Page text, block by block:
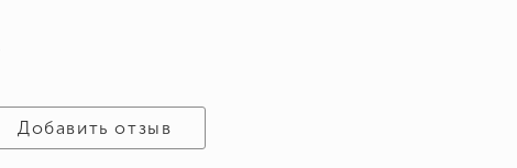
Добавить отзыв